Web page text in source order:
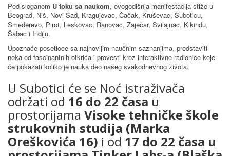
Pod sloganom U toku sa naukom, ovogodišnja manifestacija stiže u
Beograd, Niš, Novi Sad, Kragujevac, Čačak, Kruševac, Suboticu,
Smederevo, Pirot, Leskovac, Ranovac, Zaječar, Svilajnac, Kikindu,
Šabac i Inđiju.
Upoznaće posetioce sa najnovijim naučnim saznanjima, predstaviti
neka od fascinantnih otkrića i provesti kroz interaktivne radionice koje
će pokazati koliko je nauka deo našeg svakodnevnog života.
U Subotici će se Noć istraživača
održati od 16 do 22 časa u
prostorijama Visoke tehničke škole
strukovnih studija (Marka
Oreškovića 16) i od 17 do 22 časa u